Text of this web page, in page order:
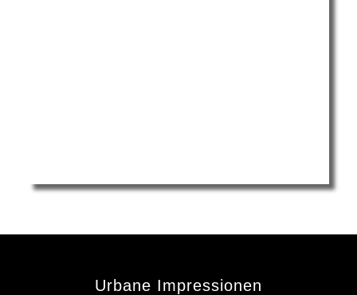
Urbane Impressionen